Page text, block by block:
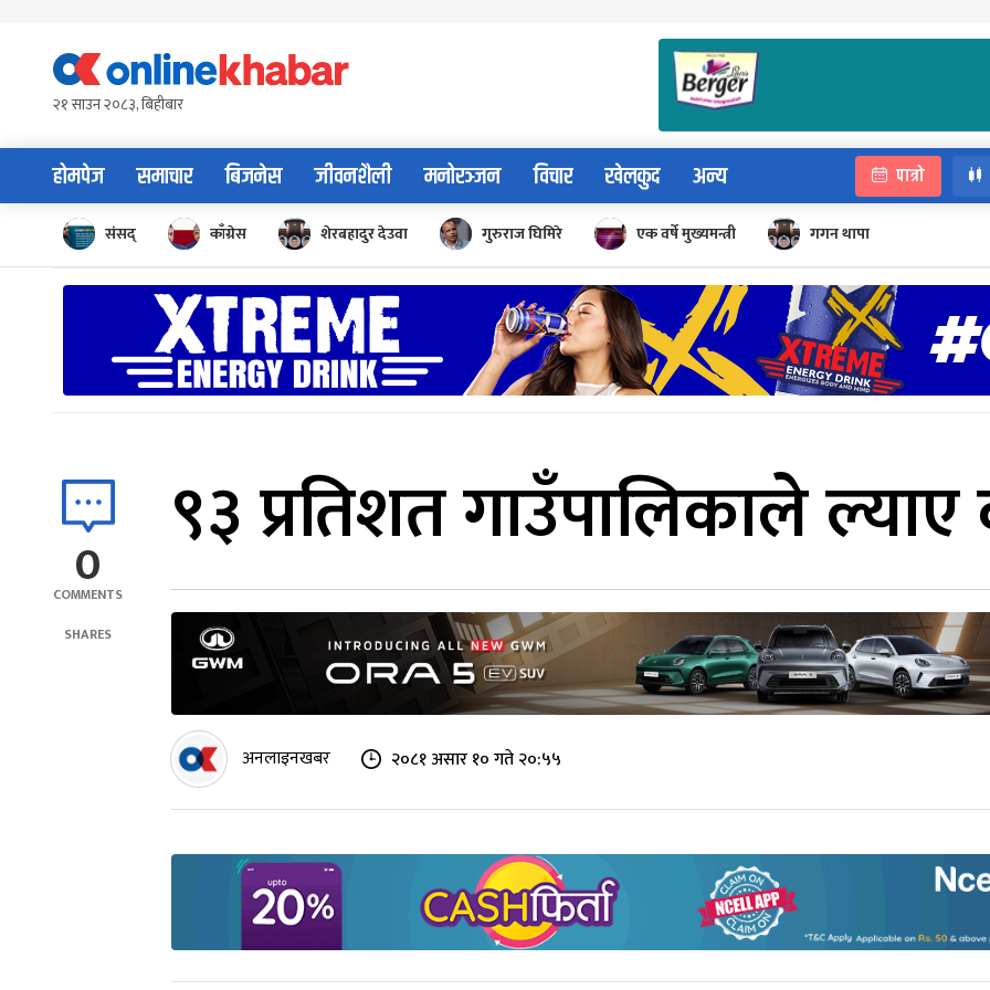
content२१ साउन २०८३, बिहीबार
होमपेज समाचार बिजनेस जीवनशैली मनोरञ्जन विचार खेलकुद अन्य पात्रो
संसद् काँग्रेस शेरबहादुर देउवा गुरुराज घिमिरे एक वर्षे मुख्यमन्त्री गगन थापा
0
COMMENTS
SHARES
९३ प्रतिशत गाउँपालिकाले
अनलाइनखबर २०८१ असार १० गते २०:५५